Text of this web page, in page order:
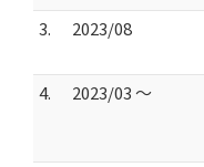
3.
2023/08
4.
2023/03 ～